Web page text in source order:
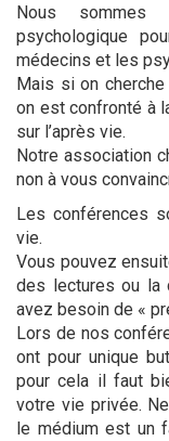
Nous sommes
psychologique
médecins et les
Mais si on
on est confronté à
sur l’après vie.
Notre association
non à vous
Les conférences
vie.
Vous pouvez
des lectures ou la
avez besoin de «
Lors de nos
ont pour unique
pour cela il faut
votre vie privée.
le médium est un